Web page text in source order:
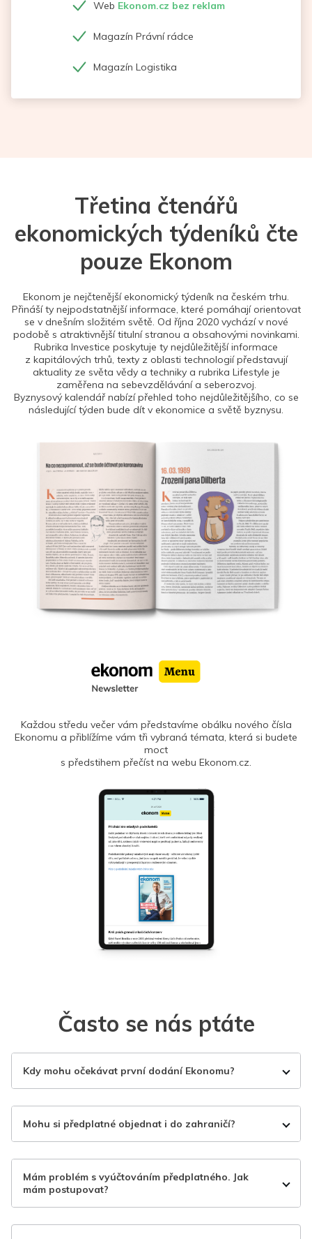
Web Ekonom.cz bez reklam
Magazín Právní rádce
Magazín Logistika
Třetina čtenářů
ekonomických týdeníků čte
pouze Ekonom
Ekonom je nejčtenější ekonomický týdeník na českém trhu.
Přináší ty nejpodstatnější informace, které pomáhají orientovat
se v dnešním složitém světě. Od října 2020 vychází v nové
podobě s atraktivnější titulní stranou a obsahovými novinkami.
Rubrika Investice poskytuje ty nejdůležitější informace
z kapitálových trhů, texty z oblasti technologií představují
aktuality ze světa vědy a techniky a rubrika Lifestyle je
zaměřena na sebevzdělávání a seberozvoj.
Byznysový kalendář nabízí přehled toho nejdůležitějšího, co se
následující týden bude dít v ekonomice a světě byznysu.
Každou středu večer vám představíme obálku nového čísla
Ekonomu a přiblížíme vám tři vybraná témata, která si budete
moct
s předstihem přečíst na webu Ekonom.cz.
Často se nás ptáte
Kdy mohu očekávat první dodání Ekonomu?
Mohu si předplatné objednat i do zahraničí?
Mám problém s vyúčtováním předplatného. Jak
mám postupovat?